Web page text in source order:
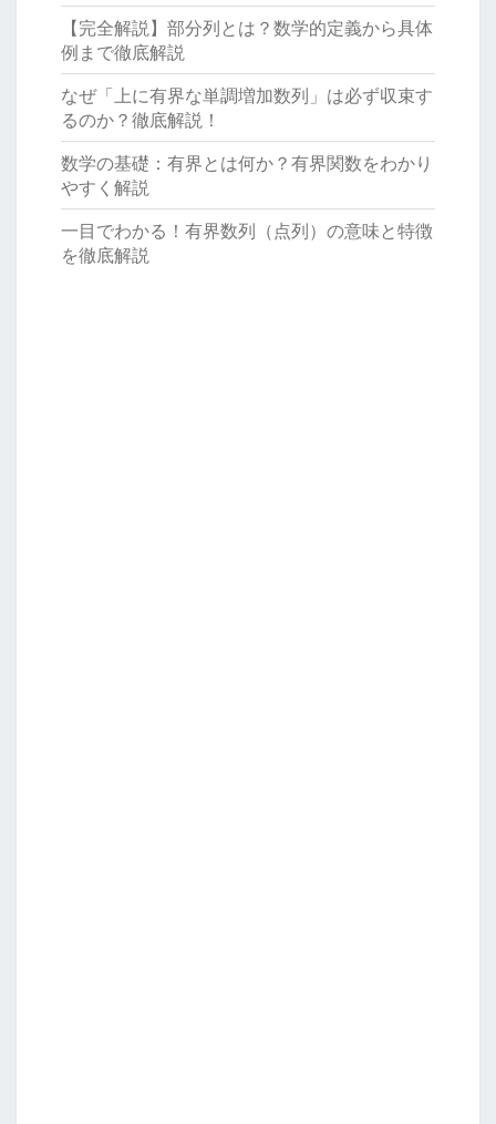
【完全解説】部分列とは？数学的定義から具体
例まで徹底解説
なぜ「上に有界な単調増加数列」は必ず収束す
るのか？徹底解説！
数学の基礎：有界とは何か？有界関数をわかり
やすく解説
一目でわかる！有界数列（点列）の意味と特徴
を徹底解説